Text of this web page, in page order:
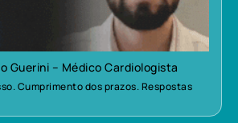
Guerini – Médico Cardiologista
Cumprimento dos prazos. Respostas